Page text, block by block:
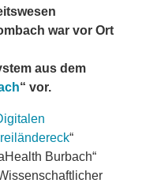
war vor Ort
aus dem
“ vor.
“
Burbach“